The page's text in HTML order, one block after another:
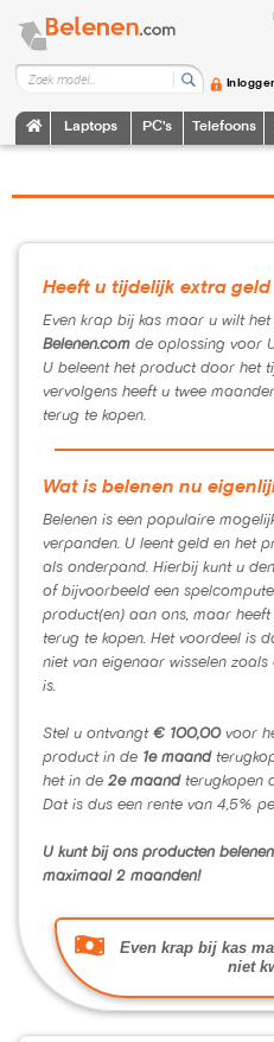
Laptops PC's Telefoons
Heeft u tijdelijk extra
Even krap bij kas maar u wilt het
Belenen.com de oplossing voor
U beleent het product door het
vervolgens heeft u twee
terug te kopen.
Wat is belenen nu
Belenen is een populaire
verpanden. U leent geld en het
als onderpand. Hierbij kunt u
of bijvoorbeeld een
product(en) aan ons, maar
terug te kopen. Het voordeel is
niet van eigenaar wisselen
is.
Stel u ontvangt € 100,00voor
product in de 1e maand
het in de 2e maandterugkopen
Dat is dus een rente van 4,5%
U kunt bij ons producten
maximaal 2 maanden!
Even krap bij kas
niet